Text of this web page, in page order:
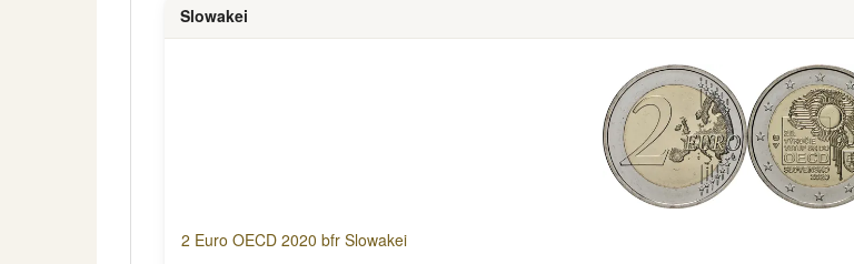
Slowakei
2 Euro OECD 2020 bfr Slowakei